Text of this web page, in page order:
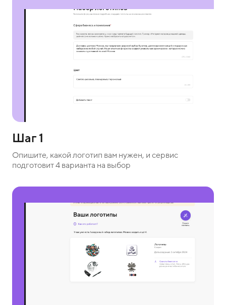
Шаг 1
Опишите, какой логотип вам нужен, и сервис
подготовит 4 варианта на выбор